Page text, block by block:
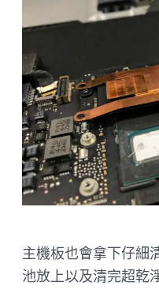
主機板也會拿下仔細
池放上以及清完超乾